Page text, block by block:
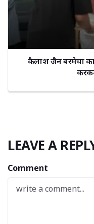
कैलाश जैन बरमेचा का
LEAVE A
Comment